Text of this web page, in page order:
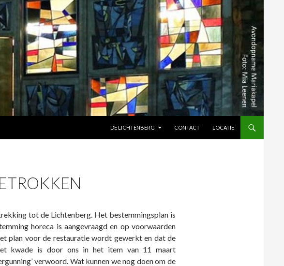
DE LICHTENBERG
CONTACT LOCATIE
tot de Lichtenberg. Het bestemmingsplan is
horeca is aangevraagd en op voorwaarden
plan voor de restauratie wordt gewerkt en dat de
kwade is door ons in het item van 11 maart
verwoord. Wat kunnen we nog doen om de